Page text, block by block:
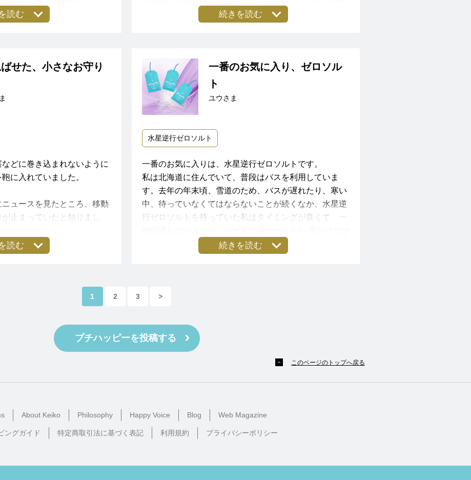
、残りの逆行期間も、落ち
。
、ちょうど地震と津波に遭
と、宇宙の壮大なパワーに
の方々もニュースでは無事
、好転反応はありました
き、本当に良かったです。
ワーをいつも教えてくれ
ムをありがとうございます
すことが出来ました。マイ
読む
逆行ゼロソルトのおかげで、すべてのゲストが出席、進
しょう。ありがとうございます。
続きを読む
せた、小さなお守り
どに巻き込まれないように
に入れていました。
ュースを見たところ、移動
止まっていたと知りまし
読む
一番のお気に入り、ゼロソル
ト
ユウさま
水星逆行ゼロソルト
一番のお気に入りは、水星逆行ゼロソルトです。
私は北海道に住んでいて、普段はバスを利用していま
す。去年の年末頃、雪道のため、バスが遅れたり、寒い
中、待っていなくてはならないことが続くなか、水星逆
行ゼロソルトを持っていた私はタイミングが良くて、一
ありません)、交通機関に振り回されることなく過ごすこ
続きを読む
1 2 3 >
プチハッピーを投稿する
このページのトップへ戻る
About Keiko Philosophy Happy Voice Blog Web Magazine
ングガイド 特定商取引法に基づく表記 利用規約 プライバシーポリシー